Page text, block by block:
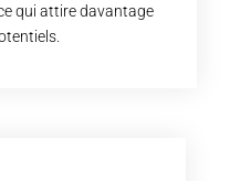
qui attire davantage